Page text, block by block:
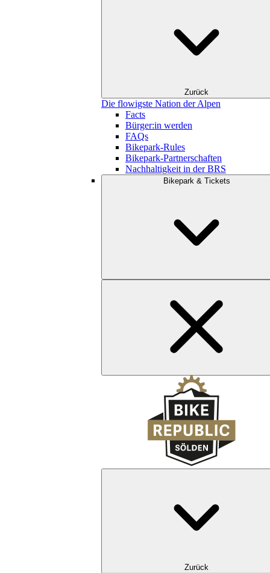
Zurück
Die flowigste Nation der Alpen
Facts
Bürger:in werden
FAQs
Bikepark-Rules
Bikepark-Partnerschaften
Nachhaltigkeit in der BRS
Bikepark & Tickets
Zurück